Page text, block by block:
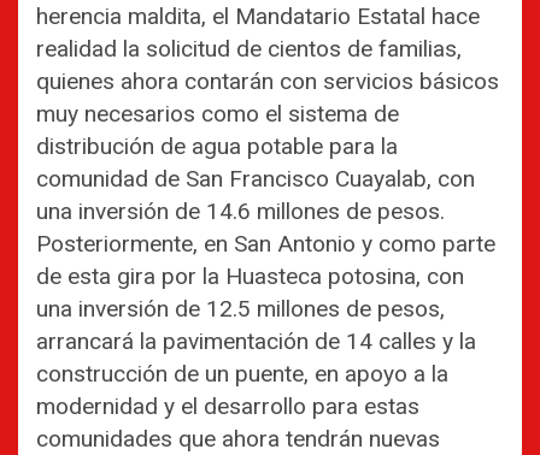
herencia maldita, el Mandatario Estatal hace
realidad la solicitud de cientos de familias,
quienes ahora contarán con servicios básicos
muy necesarios como el sistema de
distribución de agua potable para la
comunidad de San Francisco Cuayalab, con
una inversión de 14.6 millones de pesos.
Posteriormente, en San Antonio y como parte
de esta gira por la Huasteca potosina, con
una inversión de 12.5 millones de pesos,
arrancará la pavimentación de 14 calles y la
construcción de un puente, en apoyo a la
modernidad y el desarrollo para estas
comunidades que ahora tendrán nuevas